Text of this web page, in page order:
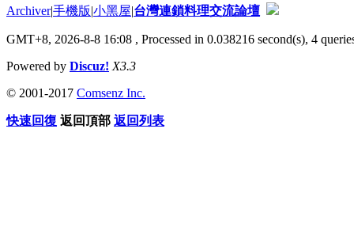
Archiver|手機版|小黑屋|台灣連鎖料理交流論壇
GMT+8, 2026-8-8 16:08 , Processed in 0.038216 second(s), 4
Powered by Discuz! X3.3
© 2001-2017 Comsenz Inc.
快速回復 返回頂部 返回列表